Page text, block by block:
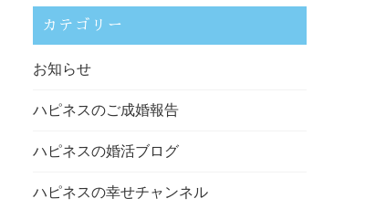
カテゴリー
お知らせ
ハピネスのご成婚報告
ハピネスの婚活ブログ
ハピネスの幸せチャンネル